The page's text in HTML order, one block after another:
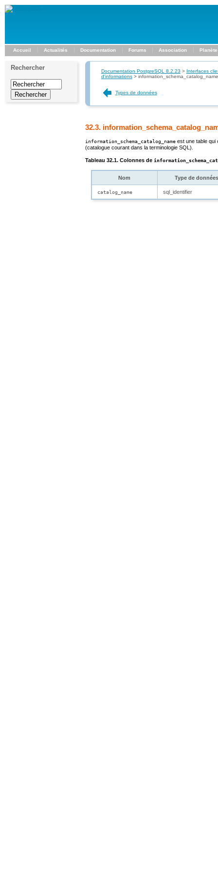
Accueil Actualités Documentation Forums Association Planète
Rechercher Documentation PostgreSQL 8.2.23 > Interfaces
d'informations> information_schema_catalog_name
Types de données
32.3.
information_schema_catalog_name est une table qui
(catalogue courant dans la terminologie SQL).
Tableau 32.1. Colonnes de
Nom Type de données
catalog_name sql_identifier